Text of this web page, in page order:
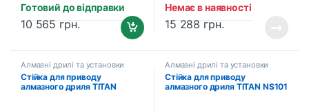
Готовий до відправки
10 565 грн.
Немає в наявності
15 288 грн.
Алмазні дрилі та установки
Стійка для приводу
алмазного дриля TITAN
Алмазні дрилі та установки
Стійка для приводу
алмазного дриля TITAN NS101